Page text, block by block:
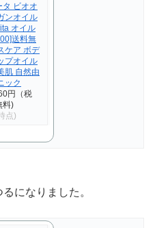
タ ビオオ
ンオイル
オイル
送料無
ケア ボデ
プオイル
肌 自然由
ック
円（税
料)
点)
になりました。